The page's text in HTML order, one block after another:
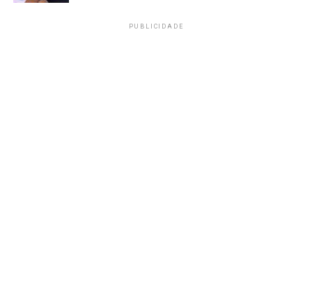
PUBLICIDADE